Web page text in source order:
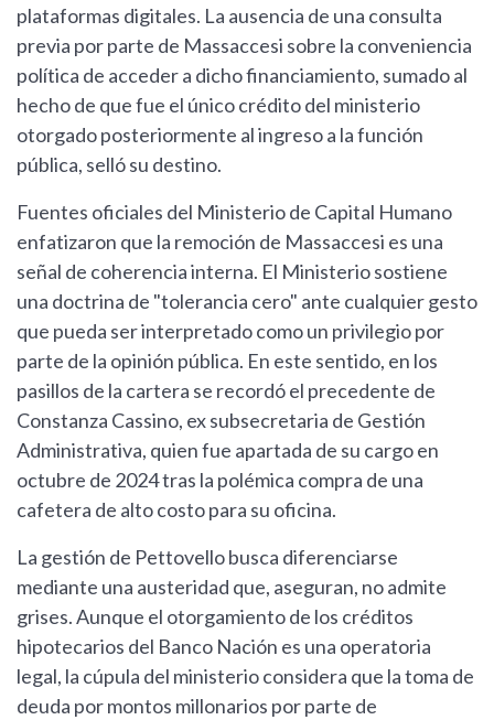
plataformas digitales. La ausencia de una consulta
previa por parte de Massaccesi sobre la conveniencia
política de acceder a dicho financiamiento, sumado al
hecho de que fue el único crédito del ministerio
otorgado posteriormente al ingreso a la función
pública, selló su destino.
Fuentes oficiales del Ministerio de Capital Humano
enfatizaron que la remoción de Massaccesi es una
señal de coherencia interna. El Ministerio sostiene
una doctrina de "tolerancia cero" ante cualquier gesto
que pueda ser interpretado como un privilegio por
parte de la opinión pública. En este sentido, en los
pasillos de la cartera se recordó el precedente de
Constanza Cassino, ex subsecretaria de Gestión
Administrativa, quien fue apartada de su cargo en
octubre de 2024 tras la polémica compra de una
cafetera de alto costo para su oficina.
La gestión de Pettovello busca diferenciarse
mediante una austeridad que, aseguran, no admite
grises. Aunque el otorgamiento de los créditos
hipotecarios del Banco Nación es una operatoria
legal, la cúpula del ministerio considera que la toma de
deuda por montos millonarios por parte de